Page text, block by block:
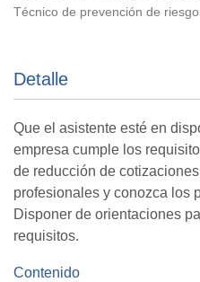
Técnico de prevención de
Detalle
Que el asistente esté en
empresa cumple los
de reducción de
profesionales y conozca los
Disponer de orientaciones
requisitos.
Contenido